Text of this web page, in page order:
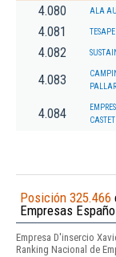
4.080 ALA
4.081
4.082
4.083
4.084
Posición 325.466
Empresas
Empresa D'insercio
Ranking Nacional de